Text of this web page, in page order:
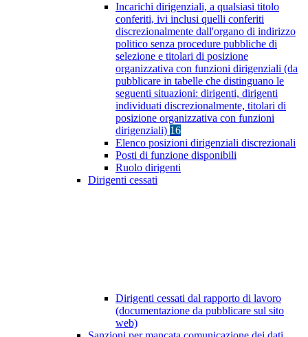
Incarichi dirigenziali, a qualsiasi titolo
conferiti, ivi inclusi quelli conferiti
discrezionalmente dall'organo di indirizzo
politico senza procedure pubbliche di
selezione e titolari di posizione
organizzativa con funzioni dirigenziali (da
pubblicare in tabelle che distinguano le
seguenti situazioni: dirigenti, dirigenti
individuati discrezionalmente, titolari di
posizione organizzativa con funzioni
dirigenziali) 16
Elenco posizioni dirigenziali discrezionali
Posti di funzione disponibili
Ruolo dirigenti
Dirigenti cessati
Dirigenti cessati dal rapporto di lavoro
(documentazione da pubblicare sul sito
web)